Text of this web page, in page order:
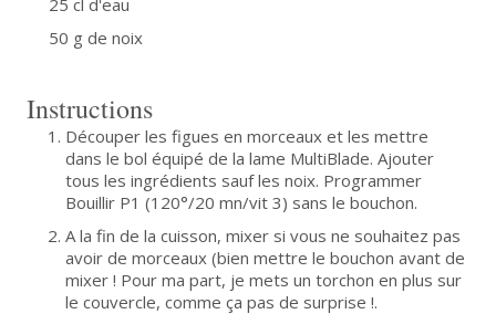
50 g de noix
Instructions
Découper les figues en morceaux et les mettre
dans le bol équipé de la lame MultiBlade. Ajouter
tous les ingrédients sauf les noix. Programmer
Bouillir P1 (120°/20 mn/vit 3) sans le bouchon.
A la fin de la cuisson, mixer si vous ne souhaitez pas
avoir de morceaux (bien mettre le bouchon avant de
mixer ! Pour ma part, je mets un torchon en plus sur
le couvercle, comme ça pas de surprise !.